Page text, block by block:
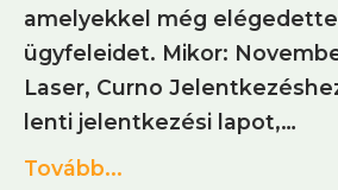
amelyekkel még
ügyfeleidet. Mikor:
Laser, Curno
lenti jelentkezési lapot,…
Tovább...